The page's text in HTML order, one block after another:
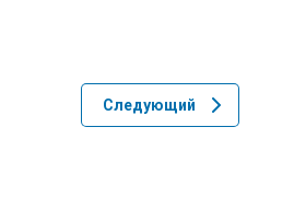
Следующий